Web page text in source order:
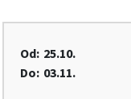
Od: 25.10.
Do: 03.11.